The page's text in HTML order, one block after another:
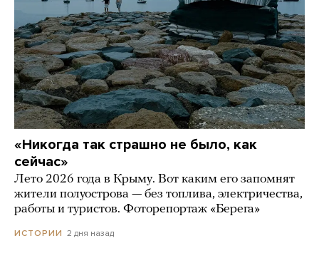
«Никогда так страшно не было, как
сейчас»
Лето 2026 года в Крыму. Вот каким его запомнят
жители полуострова — без топлива, электричества,
работы и туристов. Фоторепортаж «Берега»
ИСТОРИИ 2 дня назад